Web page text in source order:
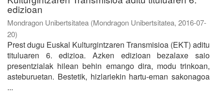
edizioan
Mondragon Unibertsitatea (Mondragon Unibertsitatea, 2016-07-
20)
Prest dugu Euskal Kulturgintzaren Transmisioa (EKT) aditu
tituluaren 6. edizioa. Azken edizioan bezalaxe saio
presentzialak hilean behin emango dira, modu trinkoan,
asteburuetan. Bestetik, hizlariekin hartu-eman sakonagoa
...